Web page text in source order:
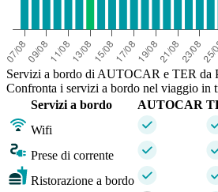
Servizi a bordo di AUTOCAR e TER da
Confronta i servizi a bordo nel viaggio in
Servizi a bordo
AUTOCAR
Wifi
Prese di corrente
Ristorazione a bordo